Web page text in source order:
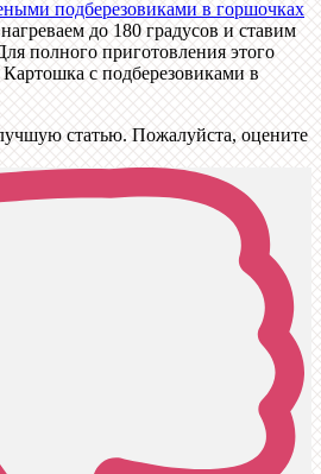
до 180 градусов и ставим
полного приготовления этого
с подберезовиками в
статью. Пожалуйста, оцените